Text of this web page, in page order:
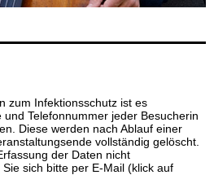
zum Infektionsschutz ist es
Telefonnummer jeder Besucherin
Diese werden nach Ablauf einer
vollständig gelöscht.
der Daten nicht
sich bitte per E-Mail (klick auf